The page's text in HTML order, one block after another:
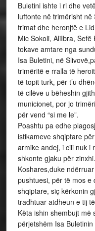
Buletini ishte i ri dhe
luftonte në trimërisht
trimat dhe heronjtë e
Mic Sokoli, AliIbra,
tokave amtare nga
Isa Buletini, në
trimëritë e rralla të
të topit turk, për t’u
të cilëve u bëheshin
municionet, por jo
për vend “si me le”.
Poashtu pa edhe
istikameve shqiptare
armike andej, i cili nuk i
shkonte gjaku për
Koshares,duke
pushtuesi, për të mos e
shqiptare, siç kërkonin
tradhtuar atdheun e tij
Këta ishin shembujt më
përjetshëm Isa